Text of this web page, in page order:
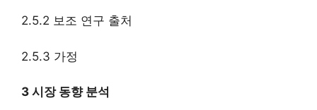
2.5.2 보조 연구 출처
2.5.3 가정
3 시장 동향 분석